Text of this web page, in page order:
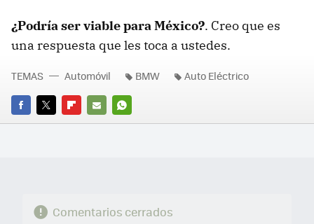
¿Podría ser viable para México?. Creo que es
una respuesta que les toca a ustedes.
FACEBOOK
TWITTERFLIPBOARD
E-
WHATSAPP
TEMAS Automóvil BMW Auto Eléctrico
Comentarios cerrados